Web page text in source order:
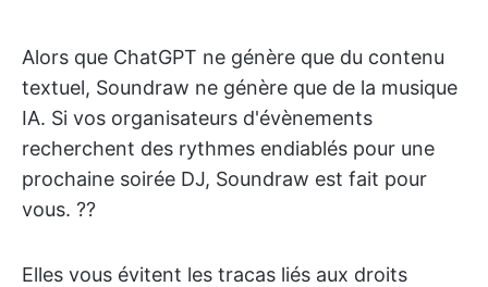
Alors que ChatGPT ne génère que du contenu
textuel, Soundraw ne génère que de la musique
IA. Si vos organisateurs d'évènements
recherchent des rythmes endiablés pour une
prochaine soirée DJ, Soundraw est fait pour
vous. ??
Elles vous évitent les tracas liés aux droits